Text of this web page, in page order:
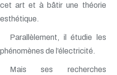
cet art et à bâtir une théorie
esthétique.
Parallèlement, il étudie les
phénomènes de l’électricité.
Mais ses recherches